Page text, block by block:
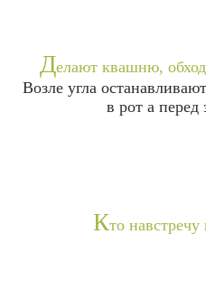
Делают квашню,
Возле угла
в рот а перед
Кто